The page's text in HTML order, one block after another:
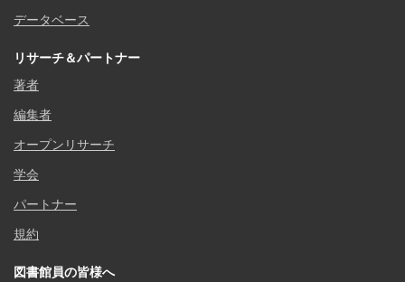
データベース
リサーチ＆パートナー
著者
編集者
オープンリサーチ
学会
パートナー
規約
図書館員の皆様へ